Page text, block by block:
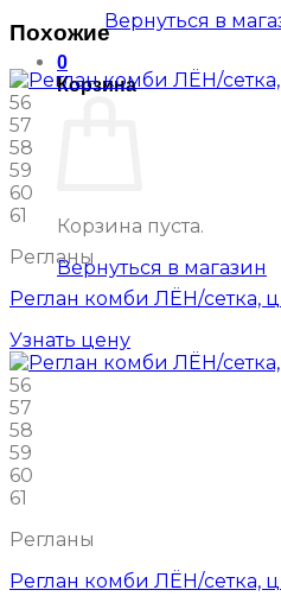
Вернуться в
0
Корзина
Корзина пуста.
Вернуться в магазин
Похожие
56
57
58
59
60
61
Регланы
Реглан комби ЛЁН/сетка,
Узнать цену
56
57
58
59
60
61
Регланы
Реглан комби ЛЁН/сетка,